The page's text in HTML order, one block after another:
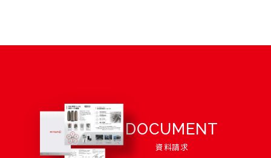
DOCUMENT
資料請求